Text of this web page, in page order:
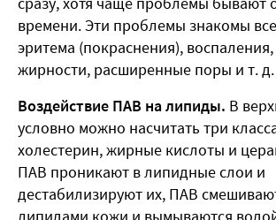
времени. Эти проблемы знакомы
эритема (покраснения),
жирности, расширенные поры и т. д.
Воздействие ПАВ на липиды. В
условно можно насчитать три
холестерин, жирные кислоты и
ПАВ проникают в липидные слои и
дестабилизируют их, ПАВ